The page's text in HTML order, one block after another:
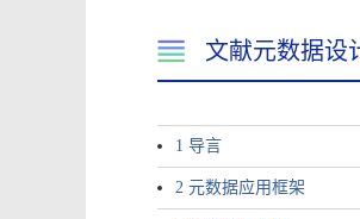
文献元数据设
1 导言
2 元数据应用框架